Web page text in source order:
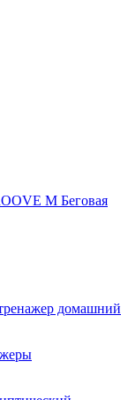
M Бе­го­вая
домашний